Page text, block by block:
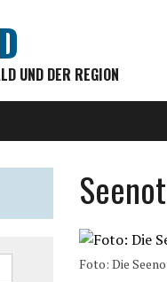
UND DER REGION
Foto: Die